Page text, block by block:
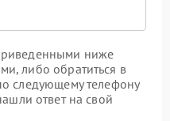
ниже
либо обратиться в
следующему телефону
ответ на свой